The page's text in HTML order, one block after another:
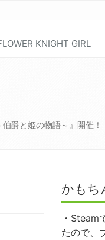
KNIGHT GIRL
爵と姫の物語～』開催！
かもち
・Steam
たので、